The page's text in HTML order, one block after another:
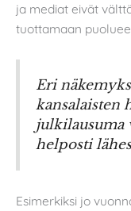
ja mediat eivät
tuottamaan
Eri
kansalaisten
julkilausuma
helposti
Esimerkiksi jo